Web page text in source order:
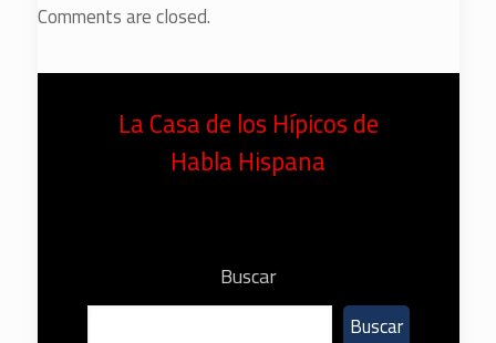
Comments are closed.
La Casa de los Hípicos de
Habla Hispana
Buscar
Buscar